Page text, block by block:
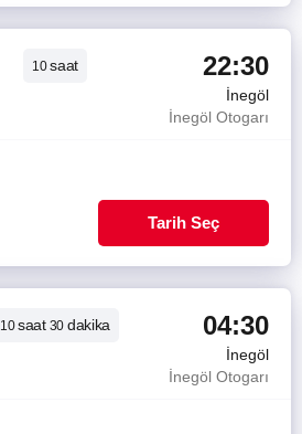
10saat 22:30
İnegöl
İnegöl Otogarı
Tarih Seç
10saat30 dakika 04:30
İnegöl
İnegöl Otogarı